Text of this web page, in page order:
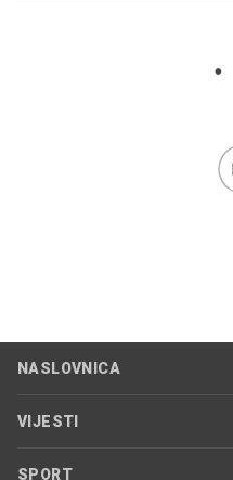
NASLOVNICA
VIJESTI
SPORT